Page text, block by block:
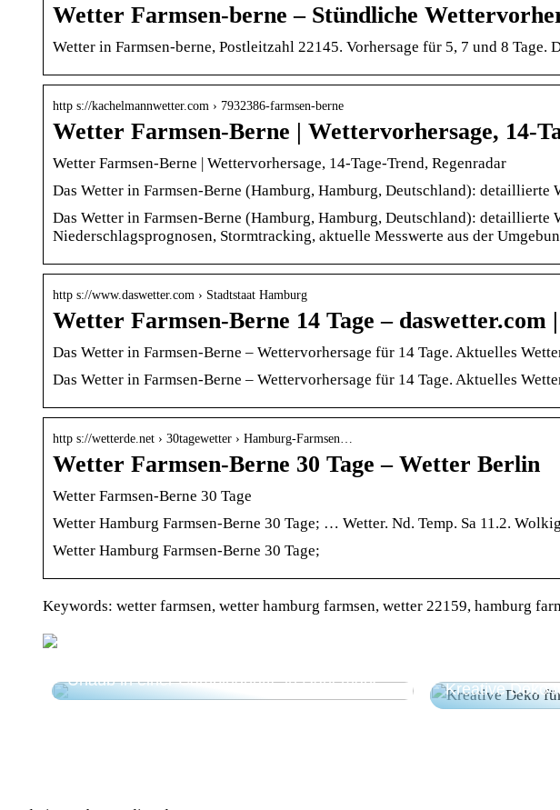
Wetter Farmsen-berne – Stündliche
Wetter in Farmsen-berne, Postleitzahl 22145. Vorhersage für 5, 7 und 8 Tage.
http s://kachelmannwetter.com › 7932386-farmsen-berne
Wetter Farmsen-Berne | Wettervorhersage, 14-
Wetter Farmsen-Berne | Wettervorhersage, 14-Tage-Trend, Regenradar
Das Wetter in Farmsen-Berne (Hamburg, Hamburg, Deutschland): detaillierte
Das Wetter in Farmsen-Berne (Hamburg, Hamburg, Deutschland): detaillierte
Niederschlagsprognosen, Stormtracking, aktuelle Messwerte aus der
http s://www.daswetter.com › Stadtstaat Hamburg
Wetter Farmsen-Berne 14 Tage – daswetter.com
Das Wetter in Farmsen-Berne – Wettervorhersage für 14 Tage. Aktuelles
Das Wetter in Farmsen-Berne – Wettervorhersage für 14 Tage. Aktuelles
http s://wetterde.net › 30tagewetter › Hamburg-Farmsen…
Wetter Farmsen-Berne 30 Tage – Wetter Berlin
Wetter Farmsen-Berne 30 Tage
Wetter Hamburg Farmsen-Berne 30 Tage; … Wetter. Nd. Temp. Sa 11.2.
Wetter Hamburg Farmsen-Berne 30 Tage;
Keywords: wetter farmsen, wetter hamburg farmsen, wetter 22159, hamburg
Urlaub in einer Campinghütte in Dänemark Kreative Deko